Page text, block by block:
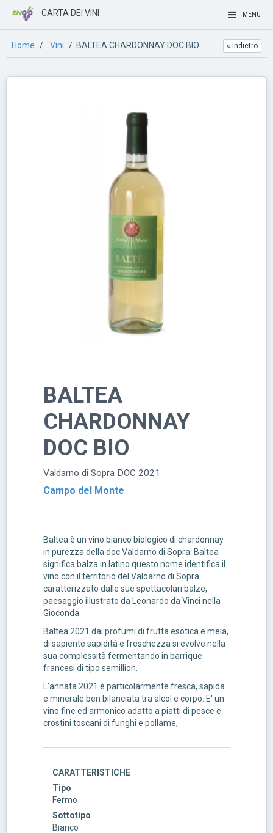
MENU
CARTA DEI VINI
Home / Vini / BALTEA CHARDONNAY DOC BIO « Indietro
BALTEA
CHARDONNAY
DOC BIO
Valdarno di Sopra DOC 2021
Campo del Monte
Baltea è un vino bianco biologico di chardonnay
in purezza della doc Valdarno di Sopra. Baltea
significa balza in latino questo nome identifica il
vino con il territorio del Valdarno di Sopra
caratterizzato dalle sue spettacolari balze,
paesaggio illustrato da Leonardo da Vinci nella
Gioconda.
Baltea 2021 dai profumi di frutta esotica e mela,
di sapiente sapidità e freschezza si evolve nella
sua complessità fermentando in barrique
francesi di tipo semillion.
L'annata 2021 è particolarmente fresca, sapida
e minerale ben bilanciata tra alcol e corpo. E' un
vino fine ed armonico adatto a piatti di pesce e
crostini toscani di funghi e pollame,
CARATTERISTICHE
Tipo
Fermo
Sottotipo
Bianco